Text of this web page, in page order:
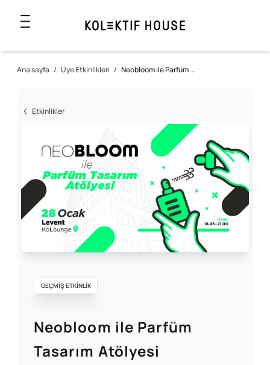
Ana sayfa / Üye Etkinlikleri / Neobloom ile Parfüm ...
Etkinlikler
GEÇMİŞ ETKİNLİK
Neobloom ile Parfüm
Tasarım Atölyesi